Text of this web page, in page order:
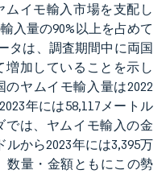
イモ輸入市場を支配し
入量の90%以上を占めて
タは、調査期間中に両国
加していることを示し
ヤムイモ輸入量は2022
年には58,117メートル
では、ヤムイモ輸入の金
ルから2023年には3,395万
数量・金額ともにこの勢